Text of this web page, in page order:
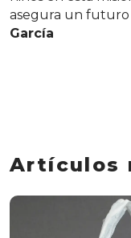
asegura un futuro
García
Artículos